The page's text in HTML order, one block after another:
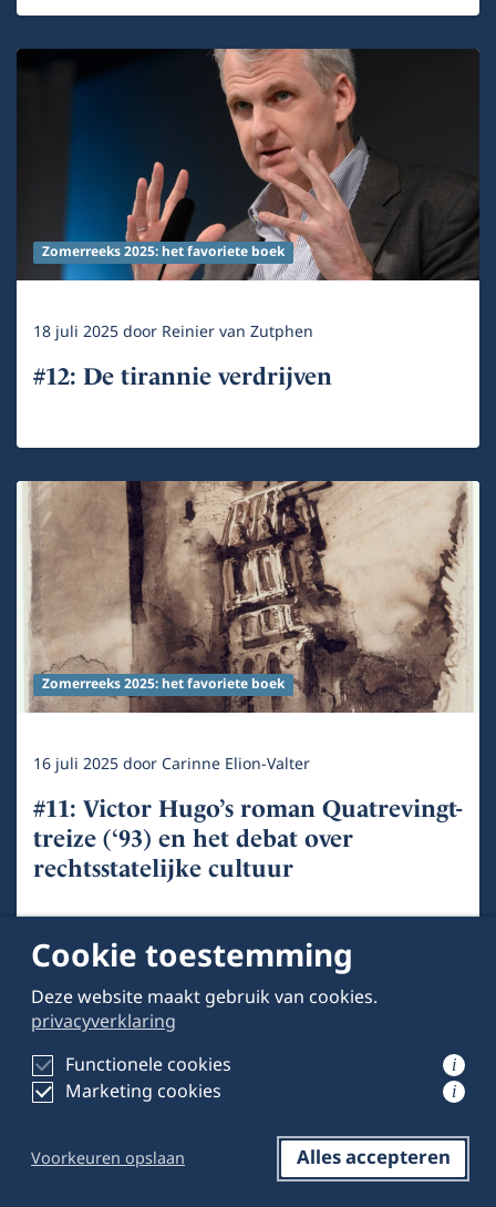
Opslaan Delen op LinkedIn Reageren
Zomerreeks 2025: het favoriete boek
18 juli 2025door Reinier van Zutphen
#12: De tirannie verdrijven
Zomerreeks 2025: het favoriete boek
16 juli 2025doorCarinne Elion-Valter
#11: Victor Hugo’s roman Quatrevingt-
treize (‘93) en het debat over
rechtsstatelijke cultuur
Cookie toestemming
Deze website maakt gebruik van cookies.
privacyverklaring
Functionele cookies
i
Marketing cookies i
Voorkeuren opslaan Alles accepteren